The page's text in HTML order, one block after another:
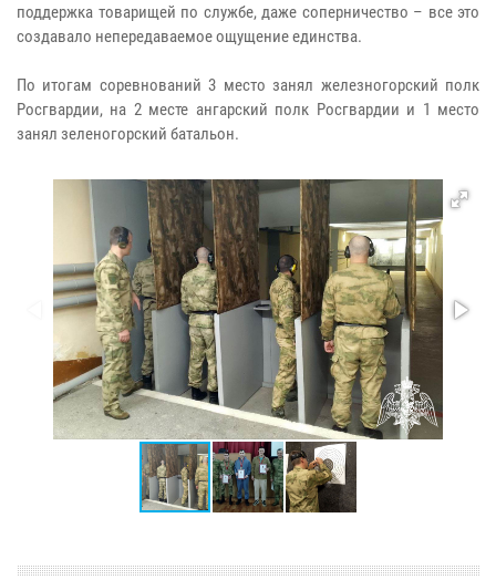
поддержка товарищей по службе, даже соперничество – все это
создавало непередаваемое ощущение единства.
По итогам соревнований 3 место занял железногорский полк
Росгвардии, на 2 месте ангарский полк Росгвардии и 1 место
занял зеленогорский батальон.